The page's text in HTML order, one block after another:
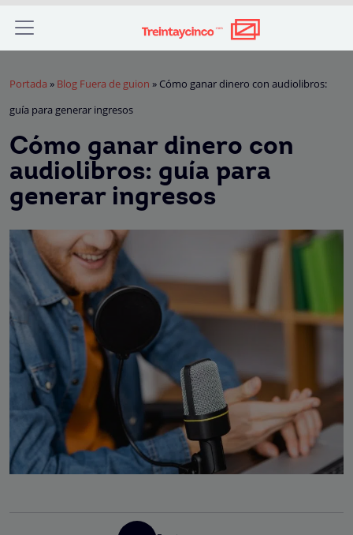
Portada » Blog Fuera de guion » Cómo ganar dinero con audiolibros:
guía para generar ingresos
Cómo ganar dinero con
audiolibros: guía para
generar ingresos